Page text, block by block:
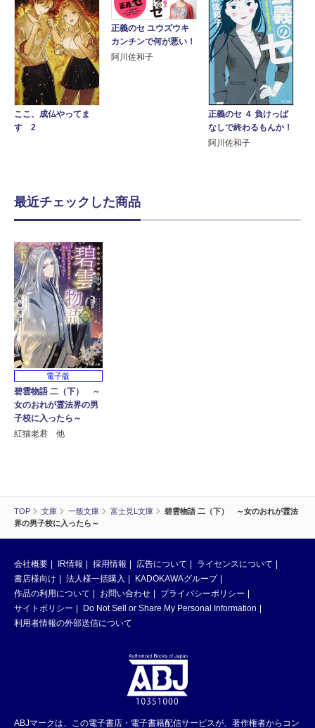
TOP 文庫 一般文庫 富士見L文庫
碧雲物語 二（下） ～女のおれが霊法
界の男子校に入ったら～
ここ、成仏やってま
す 2
正義のセ ユウズウキ
カンチンで何が悪い！
阿川佐和子
正義のセ ４ 負けっぱ
なしで終わるもんか！
阿川佐和子
最近チェックした商品
電子版
碧雲物語 二（下） ～
女のおれが霊法界の男
子校に入ったら～
紅猫老君 他
会社概要 IR情報 採用情報 広告について
ライセンスについて
書店様向け
法人様一括購入
KADOKAWAグループ
作品の利用について
お問い合わせ
プライバシーポリシー
サイトポリシー
Do Not Sell or Share My Personal Information
利用者情報の外部送信について
ABJマークは、この電子書店・電子書籍配信サービスが、著作権者からコン